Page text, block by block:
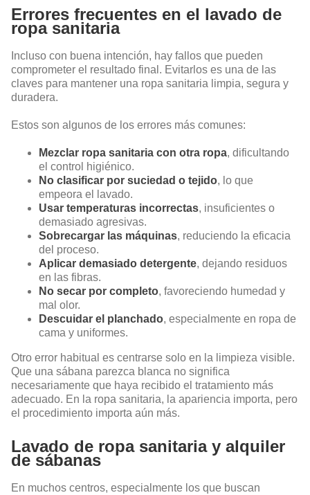
Errores frecuentes en el lavado de
ropa sanitaria
Incluso con buena intención, hay fallos que pueden
comprometer el resultado final. Evitarlos es una de las
claves para mantener una ropa sanitaria limpia, segura y
duradera.
Estos son algunos de los errores más comunes:
Mezclar ropa sanitaria con otra ropa, dificultando
el control higiénico.
No clasificar por suciedad o tejido, lo que
empeora el lavado.
Usar temperaturas incorrectas, insuficientes o
demasiado agresivas.
Sobrecargar las máquinas, reduciendo la eficacia
del proceso.
Aplicar demasiado detergente, dejando residuos
en las fibras.
No secar por completo, favoreciendo humedad y
mal olor.
Descuidar el planchado, especialmente en ropa de
cama y uniformes.
Otro error habitual es centrarse solo en la limpieza visible.
Que una sábana parezca blanca no significa
necesariamente que haya recibido el tratamiento más
adecuado. En la ropa sanitaria, la apariencia importa, pero
el procedimiento importa aún más.
Lavado de ropa sanitaria y alquiler
de sábanas
En muchos centros, especialmente los que buscan